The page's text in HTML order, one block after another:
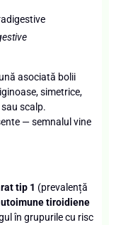
asociată bolii
simetrice,
scalp.
— semnalul vine
tip 1 (prevalență
tiroidiene
în grupurile cu risc